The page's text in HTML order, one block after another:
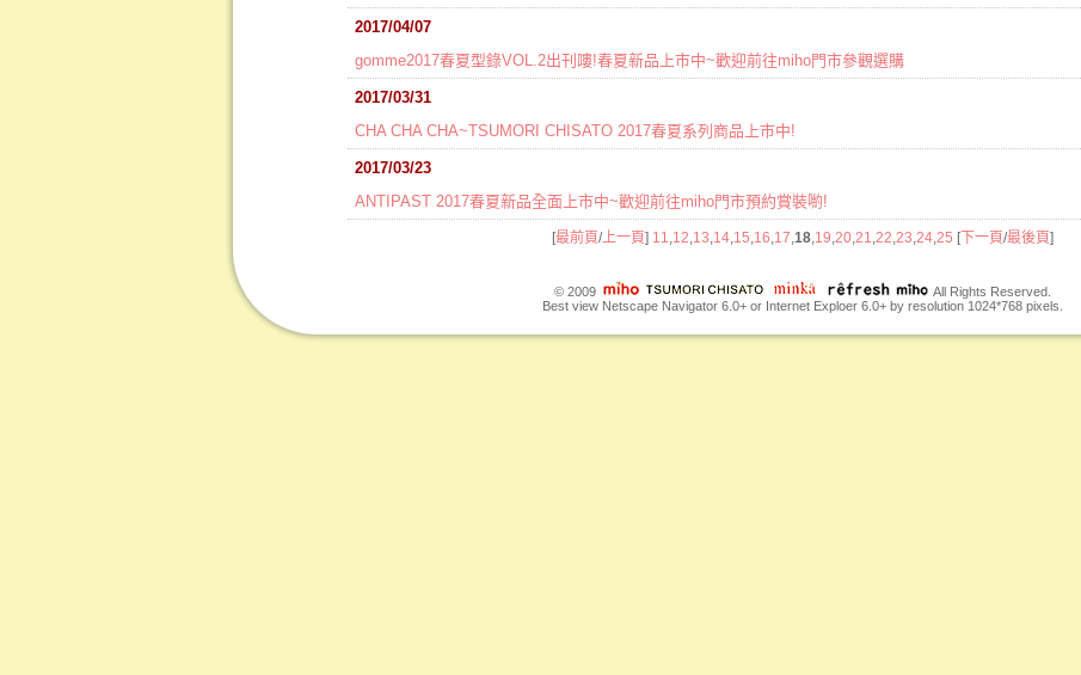
2017/04/07
gomme2017春夏型錄VOL.2出刊嘍!春夏新品上市中~歡迎前往miho門市參觀選購
2017/03/31
CHA CHA CHA~TSUMORI CHISATO 2017春夏系列商品上市中!
2017/03/23
ANTIPAST 2017春夏新品全面上市中~歡迎前往miho門市預約賞裝喲!
[最前頁/上一頁] 11 12 13 14 15 16 17 18 19 20 21 22 23 24 25 [下一頁/最後頁]
© 2009
All Rights Reserved.
Best view Netscape Navigator 6.0+ or Internet Exploer 6.0+ by resolution 1024*768 pixels.